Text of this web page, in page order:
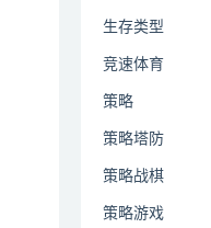
生存类型
竞速体育
策略
策略塔防
策略战棋
策略游戏